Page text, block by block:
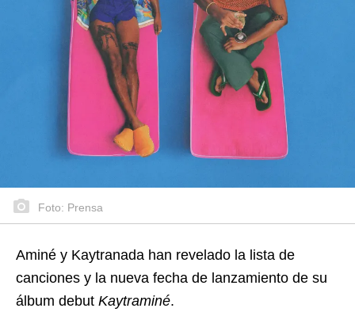
Foto: Prensa
Aminé y Kaytranada han revelado la lista de
canciones y la nueva fecha de lanzamiento de su
álbum debut Kaytraminé.